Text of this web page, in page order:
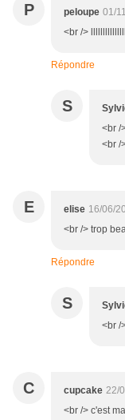
P peloupe 01/
<br />
Répondre
S
<br /
<br /
E elise 16/06/
<br /> trop
Répondre
S
<br /
C cupcake 22/
<br /> c'est